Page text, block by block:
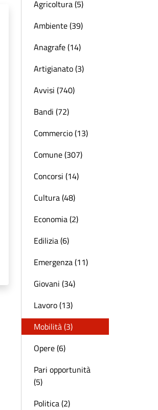
Agricoltura (5)
Ambiente (39)
Anagrafe (14)
Artigianato (3)
Avvisi (740)
Bandi (72)
Commercio (13)
Comune (307)
Concorsi (14)
Cultura (48)
Economia (2)
Edilizia (6)
Emergenza (11)
Giovani (34)
Lavoro (13)
Mobilità (3)
Opere (6)
Pari opportunità
(5)
Politica (2)